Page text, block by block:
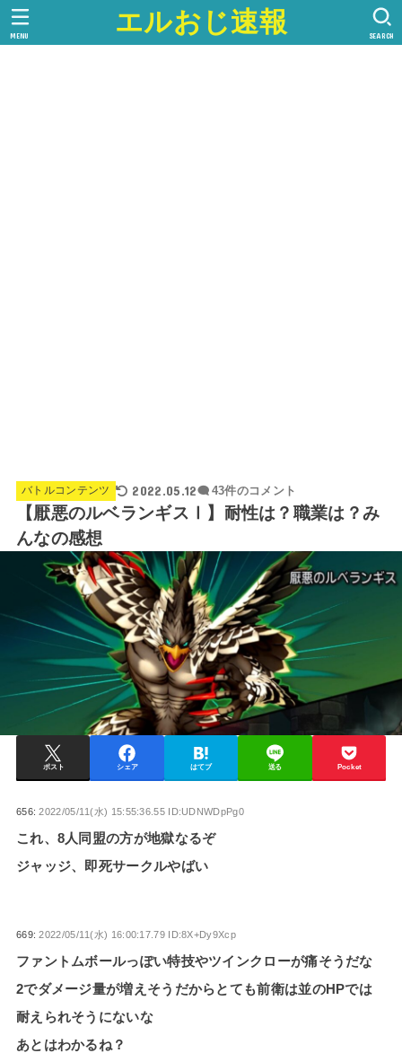
エルおじ速報 SEARCH
MENU
バトルコンテンツ 2022.05.12 43件のコメント
【厭悪のルベランギスⅠ】耐性は？職業は？み
んなの感想
ポスト シェア はてブ 送る Pocket
656:2022/05/11(水) 15:55:36.55 ID:UDNWDpPg0
これ、8人同盟の方が地獄なるぞ
ジャッジ、即死サークルやばい
669:2022/05/11(水) 16:00:17.79 ID:8X+Dy9Xcp
ファントムボールっぽい特技やツインクローが痛そうだな
2でダメージ量が増えそうだからとても前衛は並のHPでは
耐えられそうにないな
あとはわかるね？